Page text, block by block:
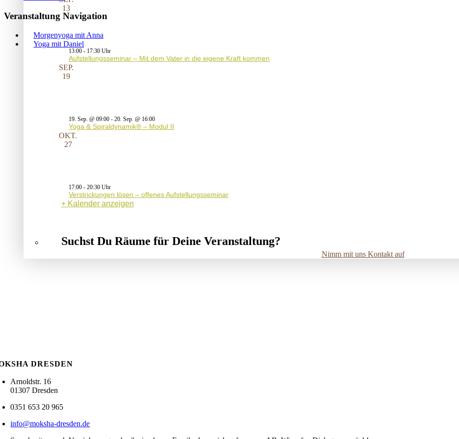
13
13:00 - 17:30
Aufstellungsseminar – Mit dem Vater in die eigene Kraft kommen
SEP.
19
19. Sep. @ 09:00 - 20. Sep. @ 16:00
Yoga & Spiraldynamik® – Modul II
OKT.
27
17:00 - 20:30
Verstrickungen lösen – offenes Aufstellungsseminar
Kalender anzeigen
Suchst Du Räume für Deine Veranstaltung?
Nimm mit uns Kontakt auf
Veranstaltung Navigation
Morgenyoga mit Anna
Yoga mit Daniel
DRESDEN
Arnoldstr. 16
01307 Dresden
0351 653 20 965
info@moksha-dresden.de